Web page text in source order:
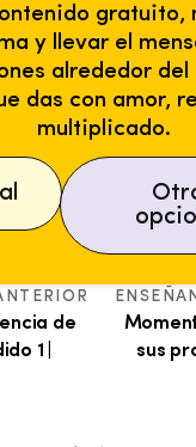
gratuito,
y llevar el
alrededor del
das con amor,
multiplicado.
de
1 |
sus